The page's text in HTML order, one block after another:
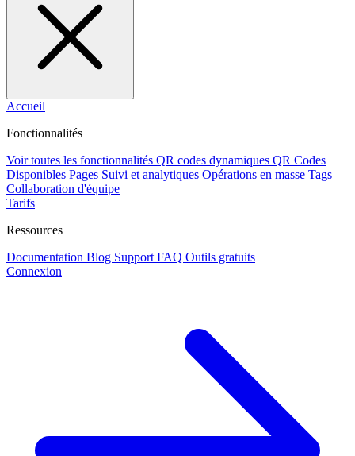
Accueil
Fonctionnalités
Voir toutes les fonctionnalités QR codes dynamiques QR Codes
Disponibles Pages Suivi et analytiques Opérations en masse Tags
Collaboration d'équipe
Tarifs
Ressources
Documentation Blog Support FAQ Outils gratuits
Connexion